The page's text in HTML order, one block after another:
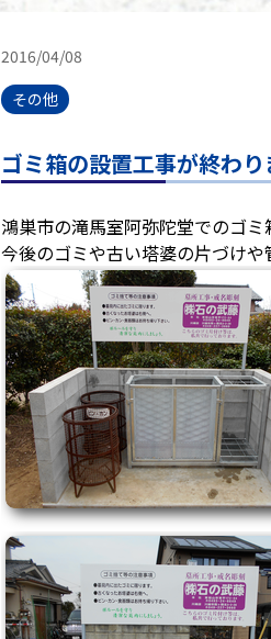
2016/04/08
その他
ゴミ箱の設置工事が終わ
鴻巣市の滝馬室阿弥陀堂でのゴ
今後のゴミや古い塔婆の片づけ